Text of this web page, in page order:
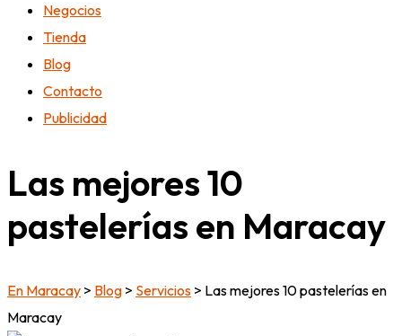
Negocios
Tienda
Blog
Contacto
Publicidad
Las mejores 10
pastelerías en Maracay
En Maracay > Blog > Servicios > Las mejores 10 pastelerías en
Maracay